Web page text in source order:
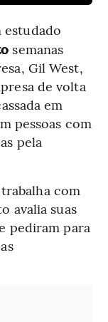
estudado
semanas
Gil West,
de volta
em
pessoas com
pela
com
avalia suas
pediram para